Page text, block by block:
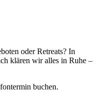
oder Retreats? In
klären wir alles in Ruhe –
buchen.